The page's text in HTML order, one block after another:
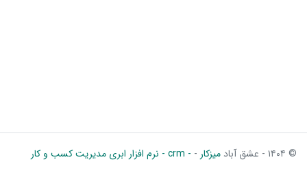
© ۱۴۰۴ - عشق آباد میزکار - - crm - نرم افزار ابری مدیریت کسب و کار